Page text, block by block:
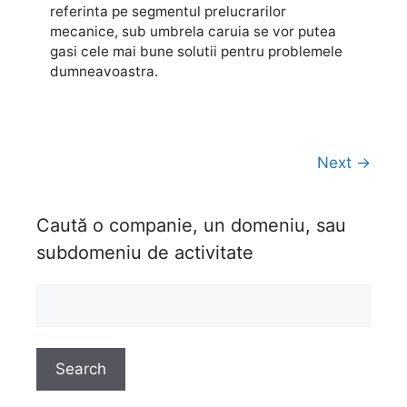
referinta pe segmentul prelucrarilor
mecanice, sub umbrela caruia se vor putea
gasi cele mai bune solutii pentru problemele
dumneavoastra.
Next →
Caută o companie, un domeniu, sau
subdomeniu de activitate